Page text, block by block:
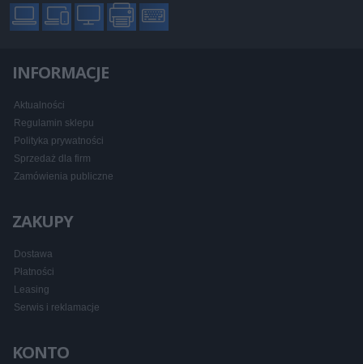
INFORMACJE
Aktualności
Regulamin sklepu
Polityka prywatności
Sprzedaż dla firm
Zamówienia publiczne
ZAKUPY
Dostawa
Płatności
Leasing
Serwis i reklamacje
KONTO